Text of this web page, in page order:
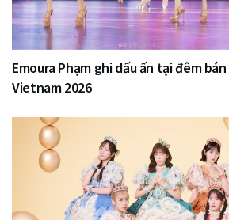
Emoura Phạm ghi dấu ấn tại đêm
Vietnam 2026